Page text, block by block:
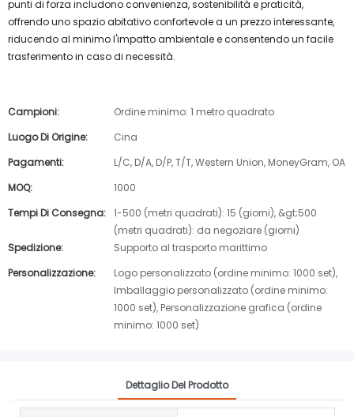
punti di forza includono convenienza, sostenibilità e praticità,
offrendo uno spazio abitativo confortevole a un prezzo interessante,
riducendo al minimo l'impatto ambientale e consentendo un facile
trasferimento in caso di necessità.
Campioni:
Ordine minimo: 1 metro quadrato
Luogo Di Origine:
Cina
Pagamenti:
L/C, D/A, D/P, T/T, Western Union, MoneyGram, OA
MOQ:
1000
Tempi Di Consegna: 1-500 (metri quadrati): 15 (giorni), &gt;500
(metri quadrati): da negoziare (giorni)
Spedizione:
Supporto al trasporto marittimo
Personalizzazione:
Logo personalizzato (ordine minimo: 1000 set),
Imballaggio personalizzato (ordine minimo:
1000 set), Personalizzazione grafica (ordine
minimo: 1000 set)
Dettaglio Del Prodotto